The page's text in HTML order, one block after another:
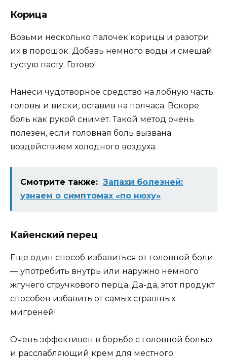
Корица
Возьми несколько палочек корицы и разотри
их в порошок. Добавь немного воды и смешай
густую пасту. Готово!
Нанеси чудотворное средство на лобную часть
головы и виски, оставив на полчаса. Вскоре
боль как рукой снимет. Такой метод очень
полезен, если головная боль вызвана
воздействием холодного воздуха.
Смотрите также: Запахи болезней:
узнаем о симптомах «по нюху»
Кайенский перец
Еще один способ избавиться от головной боли
— употребить внутрь или наружно немного
жгучего стручкового перца. Да-да, этот продукт
способен избавить от самых страшных
мигреней!
Очень эффективен в борьбе с головной болью
и расслабляющий крем для местного